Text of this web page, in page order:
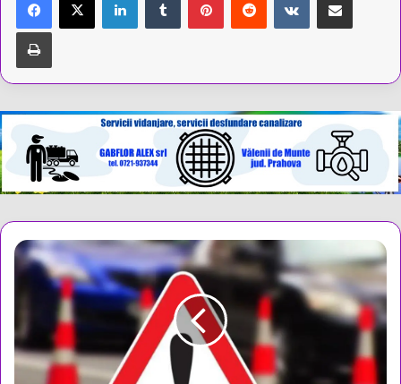
Tipărește
Accident
grav
Bușteni:
femeie
și